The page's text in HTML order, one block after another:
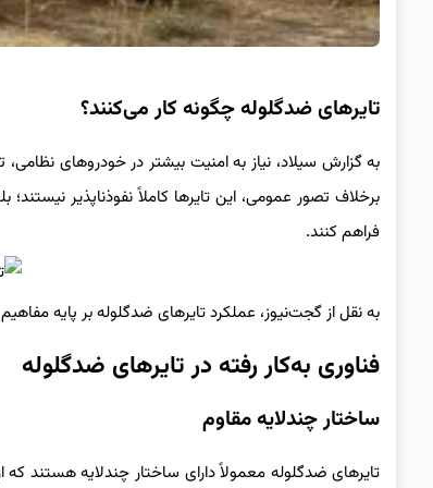
تایرهای ضدگلوله چگونه کار می‌کنند؟
به گزارش سیلاد، نیاز به امنیت بیشتر در خودروهای
برخلاف تصور عمومی، این تایرها کاملاً نفوذناپذیر
فراهم کنند.
به نقل از گجت‌نیوز، عملکرد تایرهای ضدگلوله بر پایه
فناوری به‌کار رفته در تایرهای ضدگلوله
ساختار چندلایه مقاوم